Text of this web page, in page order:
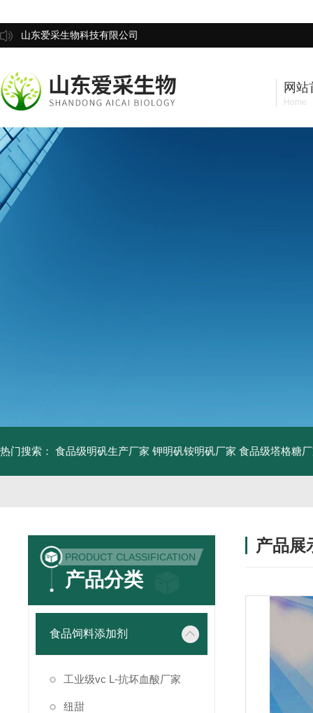
山东爱采生物科技有限公司
网站
Home
热门搜索： 食品级明矾生产厂家 钾明矾铵明矾厂家 食品级塔格糖
PRODUCT CLASSIFICATION
产品分类
食品饲料添加剂
工业级vc L-抗坏血酸厂家
纽甜
产品展